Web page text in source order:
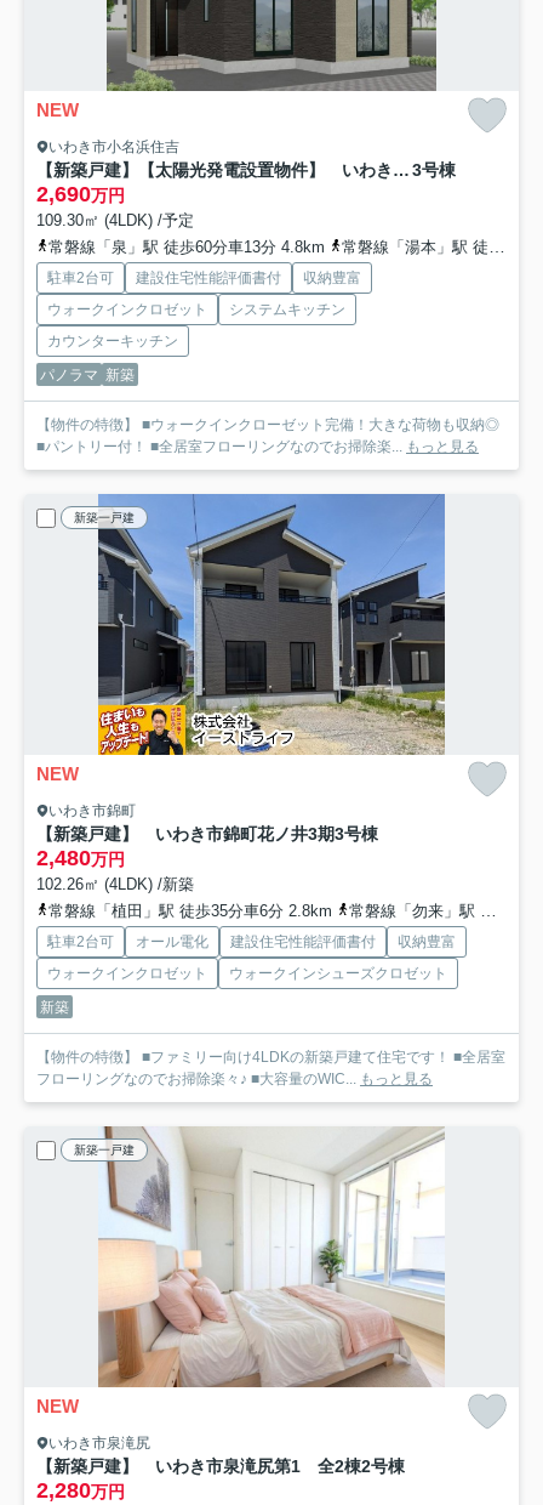
NEW
いわき市小名浜住吉
【新築戸建】【太陽光発電設置物件】 いわき市小名浜住吉5期 3号棟
2,690万円
109.30㎡ (4LDK) /予定
常磐線「泉」駅 徒歩60分車13分 4.8km
常磐線「湯本」駅 徒歩70分車15分 8.6km
駐車2台可 建設住宅性能評価書付
収納豊富
ウォークインクロゼット
システムキッチン
カウンターキッチン
パノラマ 新築
【物件の特徴】 ■ウォークインクローゼット完備！大きな荷物も収納◎
■パントリー付！ ■全居室フローリングなのでお掃除楽... もっと見る
新築一戸建
NEW
いわき市錦町
【新築戸建】 いわき市錦町花ノ井3期3号棟
2,480万円
102.26㎡ (4LDK) /新築
常磐線「植田」駅 徒歩35分車6分 2.8km
常磐線「勿来」駅 徒歩51分
駐車2台可 オール電化 建設住宅性能評価書付
収納豊富
ウォークインクロゼット
ウォークインシューズクロゼット
新築
【物件の特徴】 ■ファミリー向け4LDKの新築戸建て住宅です！ ■全居室
フローリングなのでお掃除楽々♪ ■大容量のWIC... もっと見る
新築一戸建
NEW
いわき市泉滝尻
【新築戸建】 いわき市泉滝尻第1 全2棟2号棟
2,280万円